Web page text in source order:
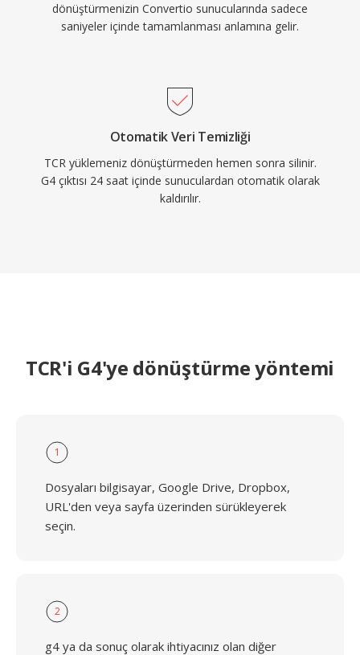
dönüştürmenizin Convertio sunucularında sadece
saniyeler içinde tamamlanması anlamına gelir.
Otomatik Veri Temizliği
TCR yüklemeniz dönüştürmeden hemen sonra silinir.
G4 çıktısı 24 saat içinde sunuculardan otomatik olarak
kaldırılır.
TCR'i G4'ye dönüştürme yöntemi
1
Dosyaları bilgisayar, Google Drive, Dropbox,
URL'den veya sayfa üzerinden sürükleyerek
seçin.
2
g4 ya da sonuç olarak ihtiyacınız olan diğer